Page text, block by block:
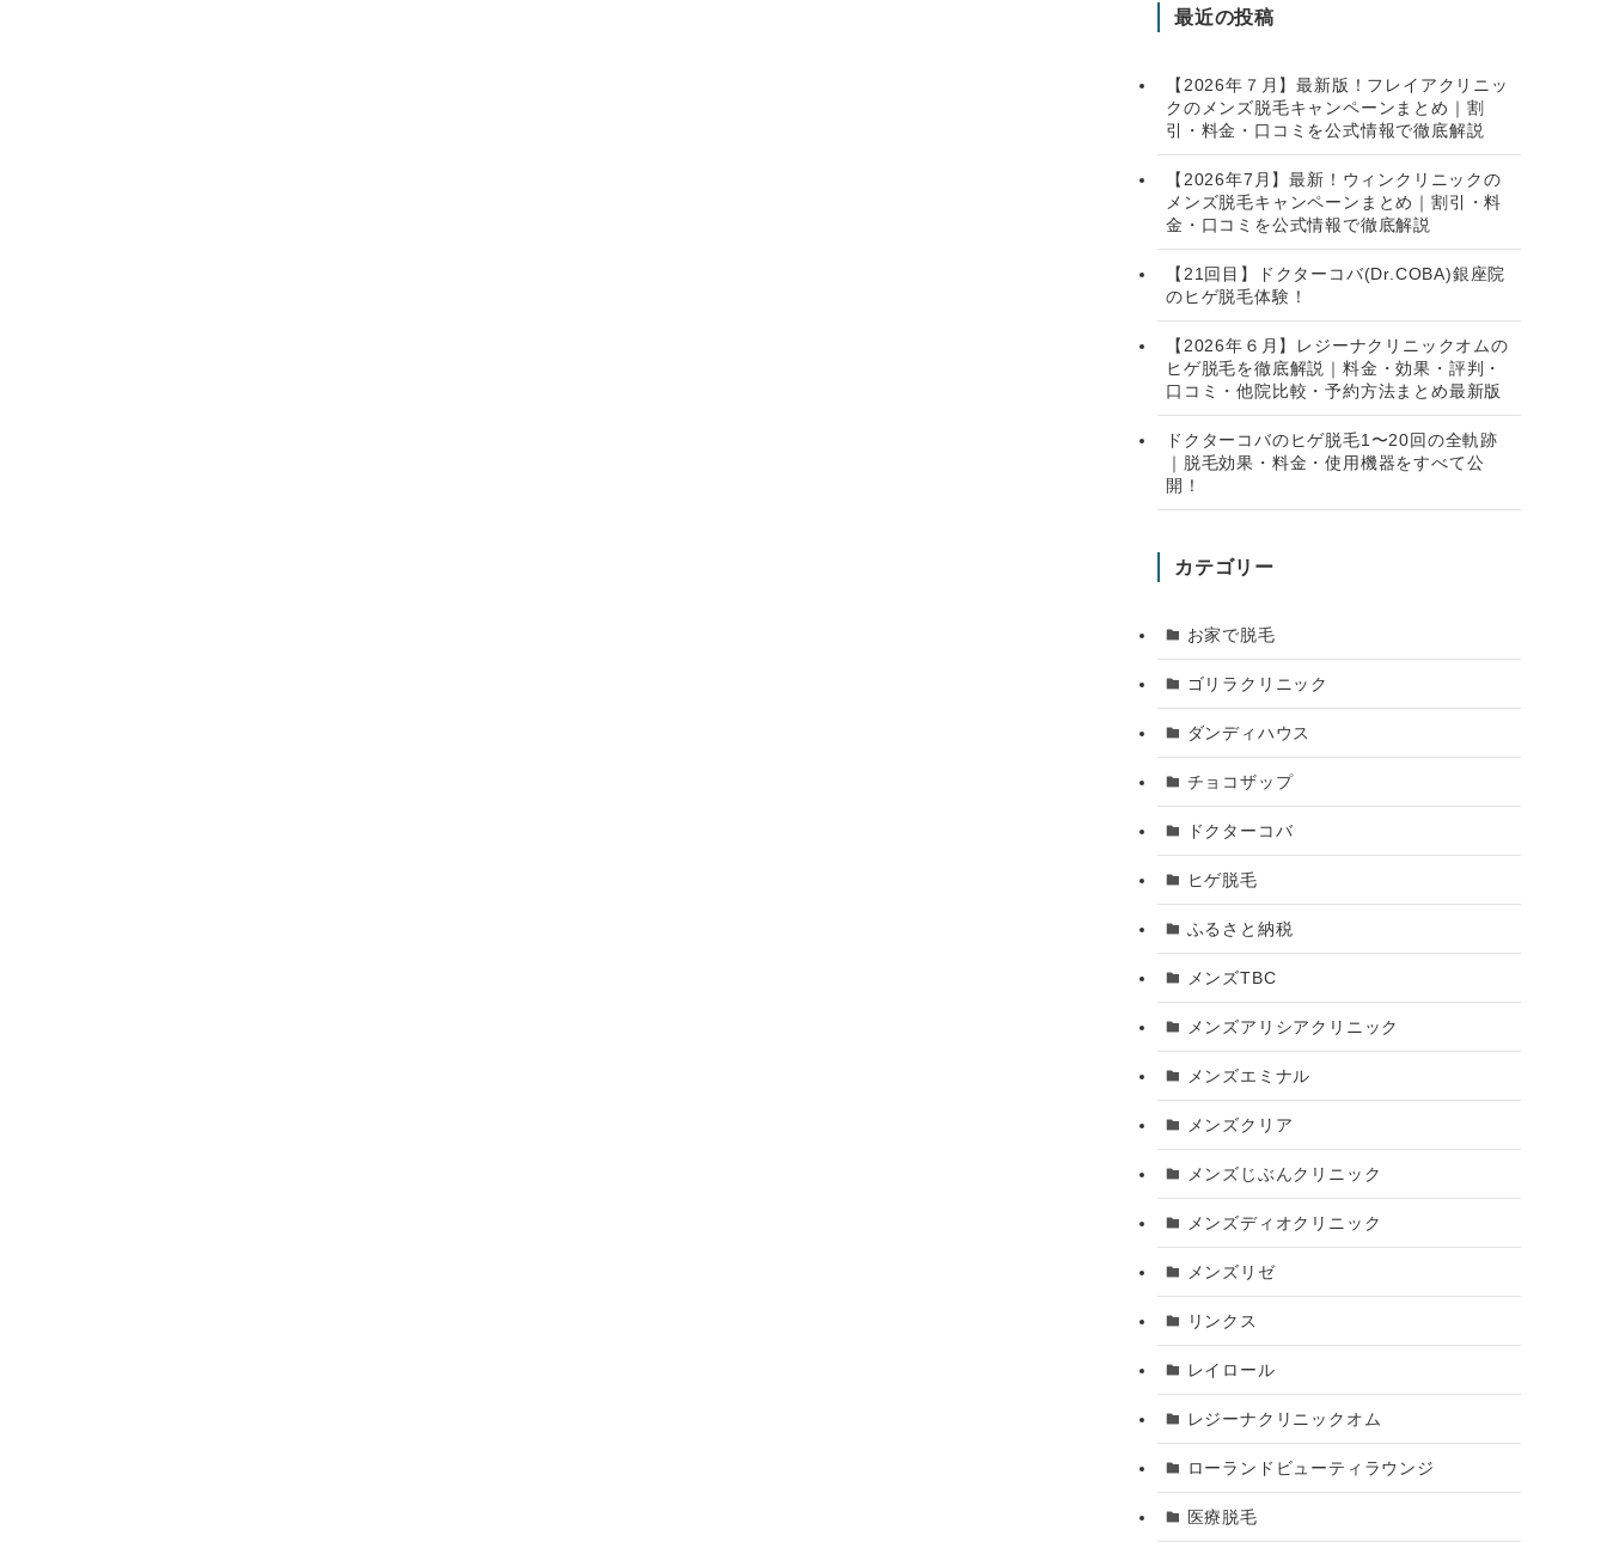
最近の投稿
【2026年７月】最新版！フレイアクリニッ
クのメンズ脱毛キャンペーンまとめ｜割
引・料金・口コミを公式情報で徹底解説
【2026年7月】最新！ウィンクリニックの
メンズ脱毛キャンペーンまとめ｜割引・料
金・口コミを公式情報で徹底解説
【21回目】ドクターコバ(Dr.COBA)銀座院
のヒゲ脱毛体験！
【2026年６月】レジーナクリニックオムの
ヒゲ脱毛を徹底解説｜料金・効果・評判・
口コミ・他院比較・予約方法まとめ最新版
ドクターコバのヒゲ脱毛1〜20回の全軌跡
｜脱毛効果・料金・使用機器をすべて公
開！
カテゴリー
お家で脱毛
ゴリラクリニック
ダンディハウス
チョコザップ
ドクターコバ
ヒゲ脱毛
ふるさと納税
メンズTBC
メンズアリシアクリニック
メンズエミナル
メンズクリア
メンズじぶんクリニック
メンズディオクリニック
メンズリゼ
リンクス
レイロール
レジーナクリニックオム
ローランドビューティラウンジ
医療脱毛